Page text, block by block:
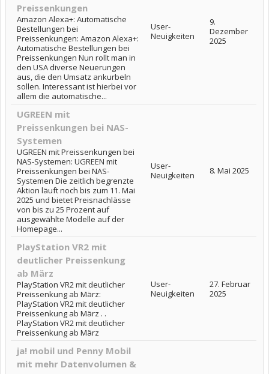
Preissenkungen
Amazon Alexa+: Automatische
Bestellungen bei
Preissenkungen: Amazon Alexa+:
Automatische Bestellungen bei
Preissenkungen Nun rollt man in
den USA diverse Neuerungen
aus, die den Umsatz ankurbeln
sollen. Interessant ist hierbei vor
allem die automatische...
User-
Neuigkeiten
9.
Dezember
2025
UGREEN mit
Preissenkungen bei NAS-
Systemen
UGREEN mit Preissenkungen bei
NAS-Systemen: UGREEN mit
Preissenkungen bei NAS-
Systemen Die zeitlich begrenzte
Aktion läuft noch bis zum 11. Mai
2025 und bietet Preisnachlässe
von bis zu 25 Prozent auf
ausgewählte Modelle auf der
Homepage...
User-
Neuigkeiten
8. Mai 2025
PlayStation VR2 mit
deutlicher Preissenkung
ab März
PlayStation VR2 mit deutlicher
Preissenkung ab März:
PlayStation VR2 mit deutlicher
Preissenkung ab März . .
PlayStation VR2 mit deutlicher
Preissenkung ab März
User-
Neuigkeiten
27. Februar
2025
ja! mobil und Penny Mobil
mit mehr Datenvolumen &